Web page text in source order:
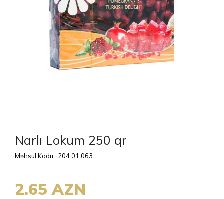
Narlı Lokum 250 qr
Məhsul Kodu : 204.01.063
2.65 AZN